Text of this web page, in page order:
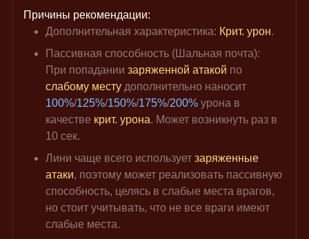
Причины рекомендации:
Дополнительная характеристика: Крит. урон.
Пассивная способность (Шальная почта):
При попадании заряженной атакой по
слабому месту дополнительно наносит
100%/125%/150%/175%/200% урона в
качестве крит. урона. Может возникнуть раз в
10 сек.
Лини чаще всего использует заряженные
атаки, поэтому может реализовать пассивную
способность, целясь в слабые места врагов,
но стоит учитывать, что не все враги имеют
слабые места.